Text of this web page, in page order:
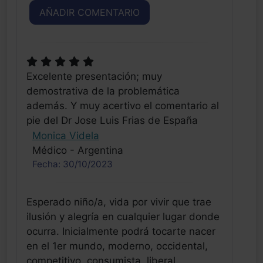
AÑADIR COMENTARIO
Excelente presentación; muy
demostrativa de la problemática
además. Y muy acertivo el comentario al
pie del Dr Jose Luis Frias de España
Monica Videla
Médico - Argentina
Fecha: 30/10/2023
Esperado niño/a, vida por vivir que trae
ilusión y alegría en cualquier lugar donde
ocurra. Inicialmente podrá tocarte nacer
en el 1er mundo, moderno, occidental,